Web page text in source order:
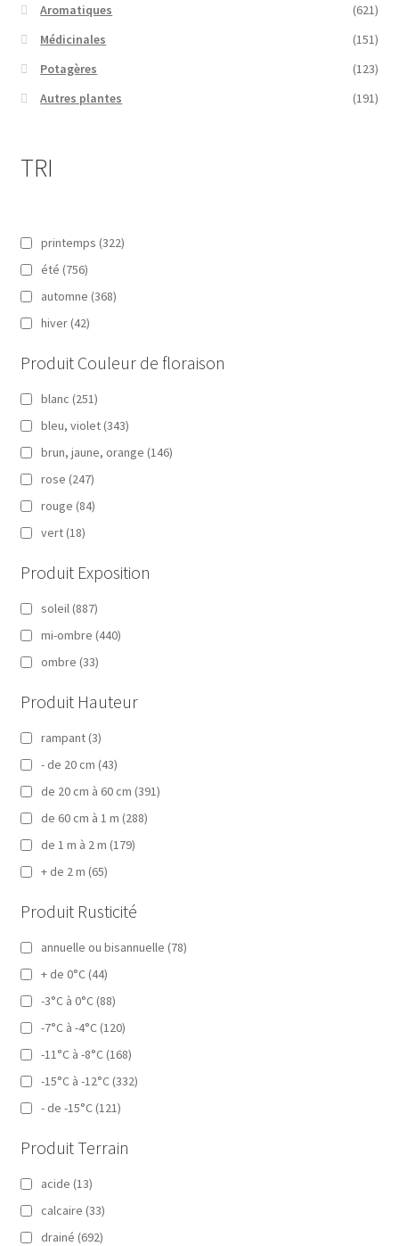
Aromatiques
(621)
Médicinales
(151)
Potagères
(123)
Autres plantes
(191)
TRI
printemps (322)
été (756)
automne (368)
hiver (42)
Produit Couleur de floraison
blanc (251)
bleu, violet (343)
brun, jaune, orange (146)
rose (247)
rouge (84)
vert (18)
Produit Exposition
soleil (887)
mi-ombre (440)
ombre (33)
Produit Hauteur
rampant (3)
- de 20 cm (43)
de 20 cm à 60 cm (391)
de 60 cm à 1 m (288)
de 1 m à 2 m (179)
+ de 2 m (65)
Produit Rusticité
annuelle ou bisannuelle (78)
+ de 0°C (44)
-3°C à 0°C (88)
-7°C à -4°C (120)
-11°C à -8°C (168)
-15°C à -12°C (332)
- de -15°C (121)
Produit Terrain
acide (13)
calcaire (33)
drainé (692)